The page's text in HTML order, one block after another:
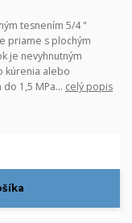
tesnením 5/4 "
priame s plochým
je nevyhnutným
kúrenia alebo
1,5 MPa... celý popis